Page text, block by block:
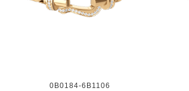
0B0184-6B1106